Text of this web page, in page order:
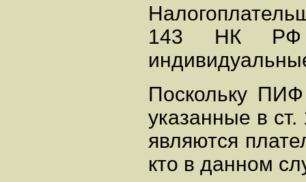
143 НК РФ
Поскольку
указанные в
являются
кто в данном